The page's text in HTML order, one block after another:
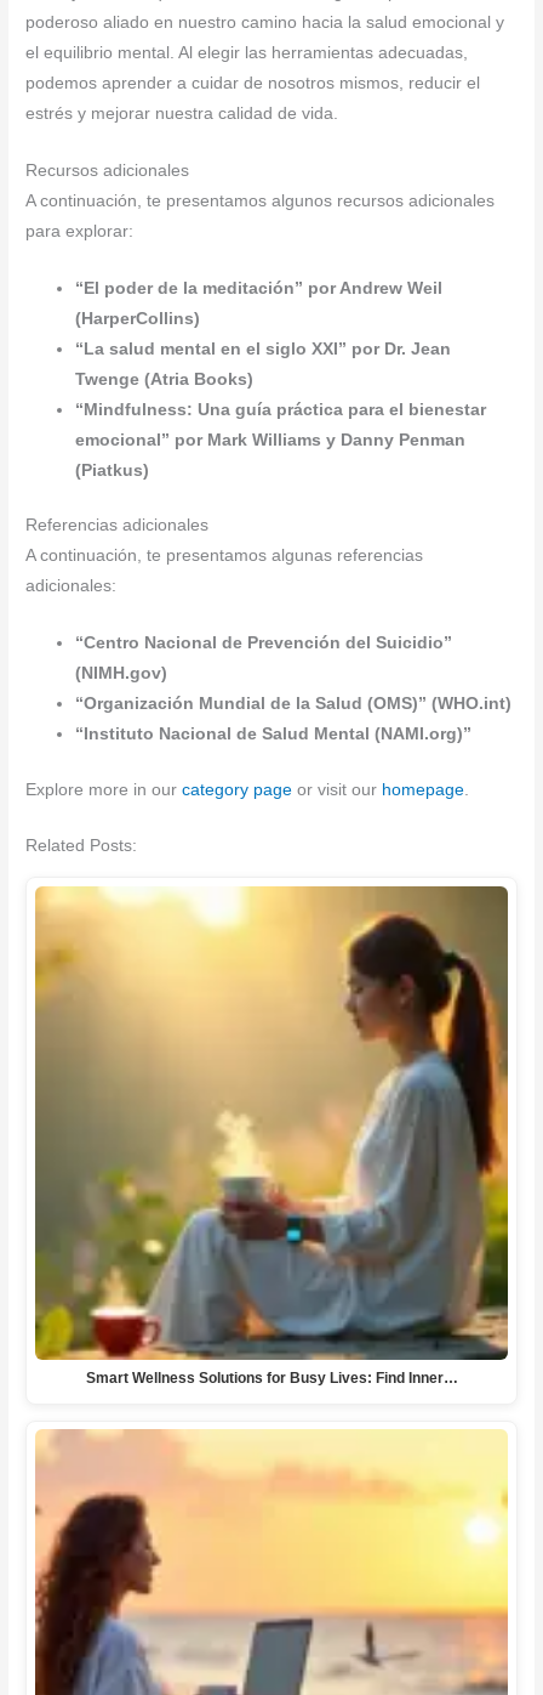
poderoso aliado en nuestro camino hacia la salud emocional y
el equilibrio mental. Al elegir las herramientas adecuadas,
podemos aprender a cuidar de nosotros mismos, reducir el
estrés y mejorar nuestra calidad de vida.
Recursos adicionales
A continuación, te presentamos algunos recursos adicionales
para explorar:
“El poder de la meditación” por Andrew Weil
(HarperCollins)
“La salud mental en el siglo XXI” por Dr. Jean
Twenge (Atria Books)
“Mindfulness: Una guía práctica para el bienestar
emocional” por Mark Williams y Danny Penman
(Piatkus)
Referencias adicionales
A continuación, te presentamos algunas referencias
adicionales:
“Centro Nacional de Prevención del Suicidio”
(NIMH.gov)
“Organización Mundial de la Salud (OMS)” (WHO.int)
“Instituto Nacional de Salud Mental (NAMI.org)”
Explore more in ourcategory page or visit our homepage
Related Posts:
Smart Wellness Solutions for Busy Lives: Find Inner…